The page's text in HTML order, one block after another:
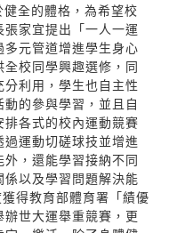
健全的體格，為希望校
家宜提出「一人一運
元管道增進學生身心
校同學興趣選修，同
利用，學生也自主性
的參與學習，並且自
各式的校內運動競賽
運動切磋球技並增進
，還能學習接納不同
以及學習問題解決能
得教育部體育署「績優
世大運舉重競賽，更